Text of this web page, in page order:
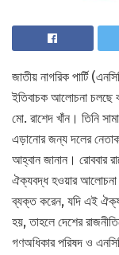
জাতীয় নাগরিক পার্টি
ইতিবাচক আলোচনা চলছে
মো. রাশেদ খাঁন। তিনি
এড়ানোর জন্য দলের
আহ্বান জানান। রোববার
ঐক্যবদ্ধ হওয়ার আলোচনা
ব্যক্ত করেন, যদি এই
হয়, তাহলে দেশের
গণঅধিকার পরিষদ ও